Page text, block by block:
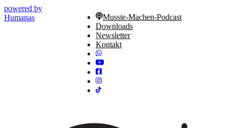
powered by
Humanas
Musste-Machen-Podcast
Downloads
Newsletter
Kontakt